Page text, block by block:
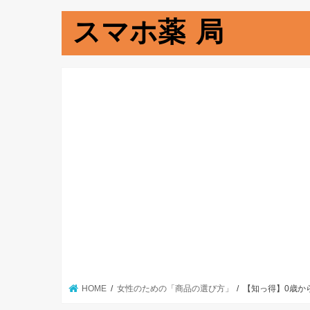
スマホ薬 局
HOME 女性のための「商品の選び方」 【知っ得】0歳か